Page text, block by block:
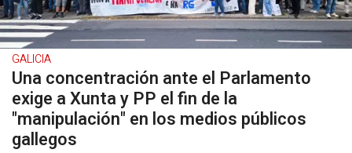
GALICIA
Una concentración ante el Parlamento
exige a Xunta y PP el fin de la
"manipulación" en los medios públicos
gallegos